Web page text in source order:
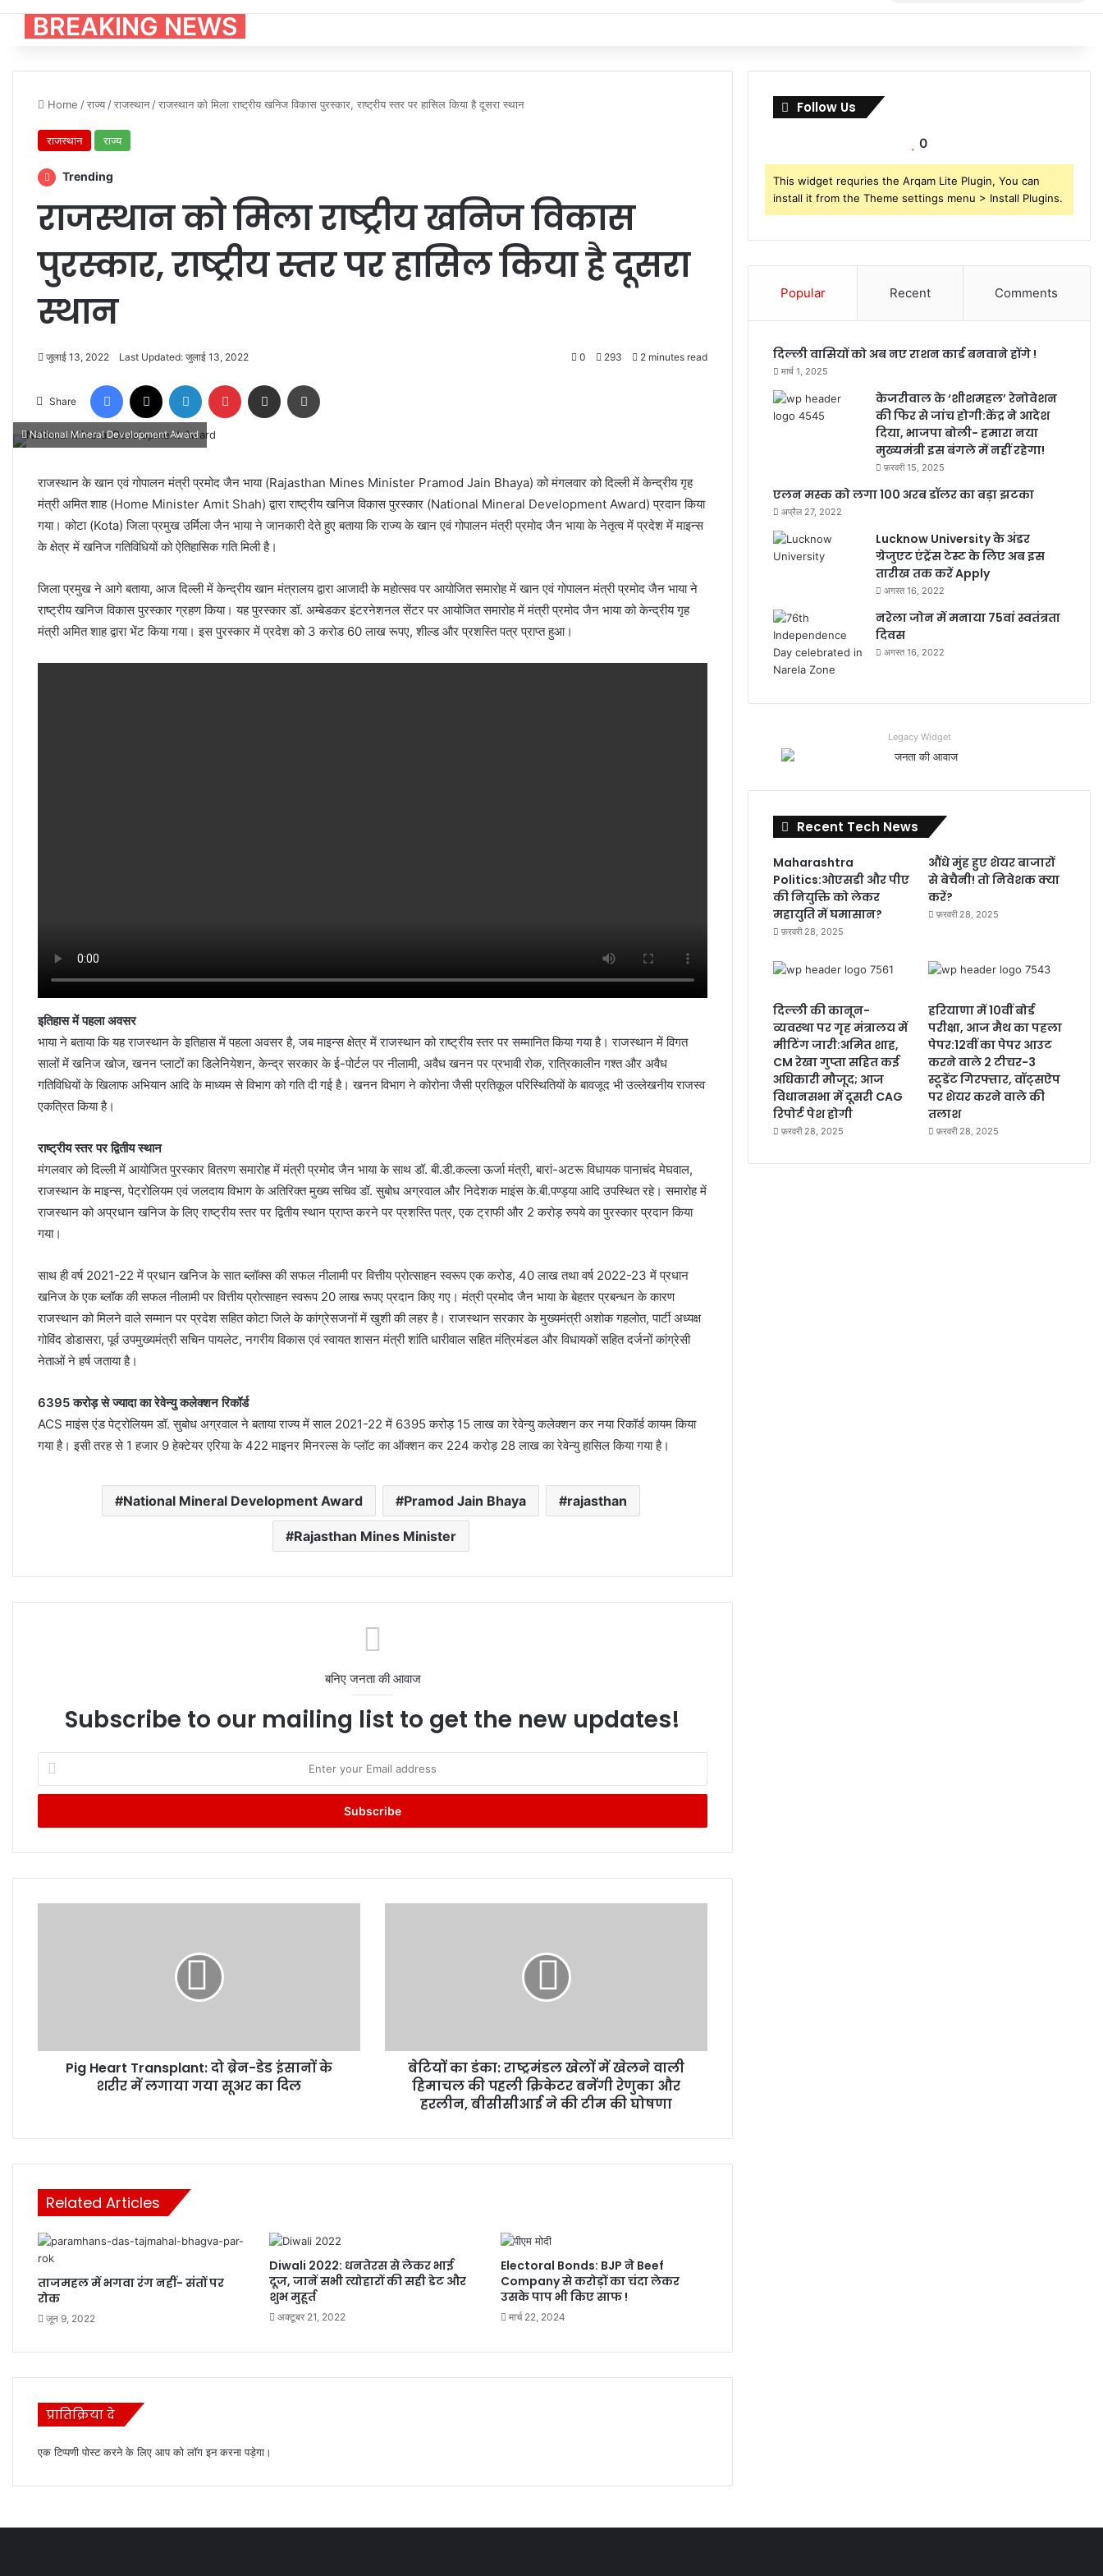
for
BREAKING NEWS
Home /राज्य /राजस्थान /राजस्थान को मिला राष्ट्रीय खनिज विकास पुरस्कार, राष्ट्रीय स्तर पर हासिल किया है दूसरा स्थान
राजस्थान राज्य
Trending
राजस्थान को मिला राष्ट्रीय खनिज विकास
पुरस्कार, राष्ट्रीय स्तर पर हासिल किया है दूसरा
स्थान
जुलाई 13, 2022 Last Updated: जुलाई 13, 2022 0 293 2 minutes read
Share
Facebook LinkedIn Pinterest Share via Email
National Mineral Development Award
राजस्थान के खान एवं गोपालन मंत्री प्रमोद जैन भाया (Rajasthan Mines Minister Pramod Jain Bhaya) को मंगलवार को दिल्ली में केन्द्रीय गृह
मंत्री अमित शाह (Home Minister Amit Shah) द्वारा राष्ट्रीय खनिज विकास पुरस्कार (National Mineral Development Award) प्रदान किया
गया। कोटा (Kota) जिला प्रमुख उर्मिला जैन भाया ने जानकारी देते हुए बताया कि राज्य के खान एवं गोपालन मंत्री प्रमोद जैन भाया के नेतृत्व में प्रदेश में माइन्स
के क्षेत्र में खनिज गतिविधियों को ऐतिहासिक गति मिली है।
जिला प्रमुख ने आगे बताया, आज दिल्ली में केन्द्रीय खान मंत्रालय द्वारा आजादी के महोत्सव पर आयोजित समारोह में खान एवं गोपालन मंत्री प्रमोद जैन भाया ने
राष्ट्रीय खनिज विकास पुरस्कार ग्रहण किया। यह पुरस्कार डॉ. अम्बेडकर इंटरनेशनल सेंटर पर आयोजित समारोह में मंत्री प्रमोद जैन भाया को केन्द्रीय गृह
मंत्री अमित शाह द्वारा भेंट किया गया। इस पुरस्कार में प्रदेश को 3 करोड 60 लाख रूपए, शील्ड और प्रशस्ति पत्र प्राप्त हुआ।
इतिहास में पहला अवसर
भाया ने बताया कि यह राजस्थान के इतिहास में पहला अवसर है, जब माइन्स क्षेत्र में राजस्थान को राष्ट्रीय स्तर पर सम्मानित किया गया है। राजस्थान में विगत
सालों में खनिज खोज, खनन प्लाटों का डिलेनियेशन, केन्द्र सरकार के ई-पोर्टल पर नीलामी, अवैध खनन पर प्रभावी रोक, रात्रिकालीन गश्त और अवैध
गतिविधियों के खिलाफ अभियान आदि के माध्यम से विभाग को गति दी गई है। खनन विभाग ने कोरोना जैसी प्रतिकूल परिस्थितियों के बावजूद भी उल्लेखनीय राजस्व
एकत्रित किया है।
राष्ट्रीय स्तर पर द्वितीय स्थान
मंगलवार को दिल्ली में आयोजित पुरस्कार वितरण समारोह में मंत्री प्रमोद जैन भाया के साथ डॉ. बी.डी.कल्ला ऊर्जा मंत्री, बारां-अटरू विधायक पानाचंद मेघवाल,
राजस्थान के माइन्स, पेट्रोलियम एवं जलदाय विभाग के अतिरिक्त मुख्य सचिव डॉ. सुबोध अग्रवाल और निदेशक माइंस के.बी.पण्ड्या आदि उपस्थित रहे। समारोह में
राजस्थान को अप्रधान खनिज के लिए राष्ट्रीय स्तर पर द्वितीय स्थान प्राप्त करने पर प्रशस्ति पत्र, एक ट्राफी और 2 करोड़ रुपये का पुरस्कार प्रदान किया
गया।
साथ ही वर्ष 2021-22 में प्रधान खनिज के सात ब्लॉक्स की सफल नीलामी पर वित्तीय प्रोत्साहन स्वरूप एक करोड, 40 लाख तथा वर्ष 2022-23 में प्रधान
खनिज के एक ब्लॉक की सफल नीलामी पर वित्तीय प्रोत्साहन स्वरूप 20 लाख रूपए प्रदान किए गए। मंत्री प्रमोद जैन भाया के बेहतर प्रबन्धन के कारण
राजस्थान को मिलने वाले सम्मान पर प्रदेश सहित कोटा जिले के कांग्रेसजनों में खुशी की लहर है। राजस्थान सरकार के मुख्यमंत्री अशोक गहलोत, पार्टी अध्यक्ष
गोविंद डोडासरा, पूर्व उपमुख्यमंत्री सचिन पायलेट, नगरीय विकास एवं स्वायत शासन मंत्री शांति धारीवाल सहित मंत्रिमंडल और विधायकों सहित दर्जनों कांग्रेसी
नेताओं ने हर्ष जताया है।
6395 करोड़ से ज्यादा का रेवेन्यु कलेक्शन रिकॉर्ड
ACS माइंस एंड पेट्रोलियम डॉ. सुबोध अग्रवाल ने बताया राज्य में साल 2021-22 में 6395 करोड़ 15 लाख का रेवेन्यु कलेक्शन कर नया रिकॉर्ड कायम किया
गया है। इसी तरह से 1 हजार 9 हेक्टेयर एरिया के 422 माइनर मिनरल्स के प्लॉट का ऑक्शन कर 224 करोड़ 28 लाख का रेवेन्यु हासिल किया गया है।
National Mineral Development Award Pramod Jain Bhaya rajasthan
Rajasthan Mines Minister
बनिए जनता की आवाज
Subscribe to our mailing list to get the new updates!
your
Email
शरीर
Pig Heart Transplant: दो ब्रेन-डेड इंसानों के
शरीर में लगाया गया सूअर का दिल
हिमाचल
की
घोषणा
बेटियों का डंका: राष्ट्रमंडल खेलों में खेलने वाली
हिमाचल की पहली क्रिकेटर बनेंगी रेणुका और
हरलीन, बीसीसीआई ने की टीम की घोषणा
Related Articles
ताजमहल में भगवा रंग नहीं- संतों पर
रोक
जून 9, 2022
Diwali 2022: धनतेरस से लेकर भाई
दूज, जानें सभी त्योहारों की सही डेट और
शुभ मुहूर्त
अक्टूबर 21, 2022
Electoral Bonds: BJP ने Beef
Company से करोड़ों का चंदा लेकर
उसके पाप भी किए साफ !
मार्च 22, 2024
प्रातिक्रिया दे
एक टिप्पणी पोस्ट करने के लिए आप कोलॉग इनकरना पड़ेगा।
Follow Us
0
This widget requries the Arqam Lite Plugin, You can
install it from the Theme settings menu > Install Plugins.
Popular Recent Comments
दिल्ली वासियों को अब नए राशन कार्ड बनवाने होंगे !
मार्च 1, 2025
केजरीवाल के ‘शीशमहल’ रेनोवेशन
की फिर से जांच होगी:केंद्र ने आदेश
दिया, भाजपा बोली- हमारा नया
मुख्यमंत्री इस बंगले में नहीं रहेगा!
फ़रवरी 15, 2025
एलन मस्क को लगा 100 अरब डॉलर का बड़ा झटका
अप्रैल 27, 2022
Lucknow University के अंडर
ग्रेजुएट एंट्रेंस टेस्ट के लिए अब इस
तारीख तक करें Apply
अगस्त 16, 2022
नरेला जोन में मनाया 75वां स्वतंत्रता
दिवस
अगस्त 16, 2022
Legacy Widget
Recent Tech News
Maharashtra
Politics:ओएसडी और पीए
की नियुक्ति को लेकर
महायुति में घमासान?
फ़रवरी 28, 2025
औंधे मुंह हुए शेयर बाजारों
से बेचैनी! तो निवेशक क्या
करें?
फ़रवरी 28, 2025
दिल्ली की कानून-
व्यवस्था पर गृह मंत्रालय में
मीटिंग जारी:अमित शाह,
CM रेखा गुप्ता सहित कई
अधिकारी मौजूद; आज
विधानसभा में दूसरी CAG
रिपोर्ट पेश होगी
फ़रवरी 28, 2025
हरियाणा में 10वीं बोर्ड
परीक्षा, आज मैथ का पहला
पेपर:12वीं का पेपर आउट
करने वाले 2 टीचर-3
स्टूडेंट गिरफ्तार, वॉट्सऐप
पर शेयर करने वाले की
तलाश
फ़रवरी 28, 2025